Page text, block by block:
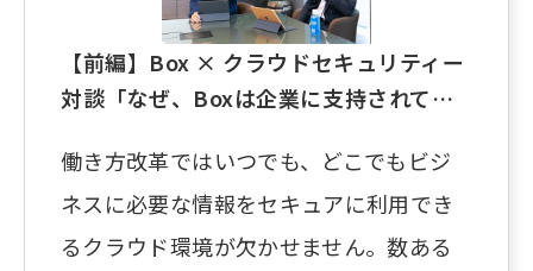
【前編】Box × クラウドセキュリティー
対談「なぜ、Boxは企業に支持されて…
働き方改革ではいつでも、どこでもビジ
ネスに必要な情報をセキュアに利用でき
るクラウド環境が欠かせません。数ある